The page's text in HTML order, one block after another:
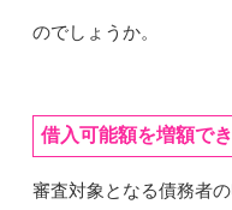
のでしょうか。
借入可能額を増額で
審査対象となる債務者